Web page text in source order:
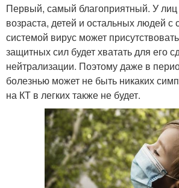
Первый, самый благоприятный. У
возраста, детей и остальных людей
системой вирус может
защитных сил будет хватать для его
нейтрализации. Поэтому даже в
болезнью может не быть никаких
на КТ в легких также не будет.